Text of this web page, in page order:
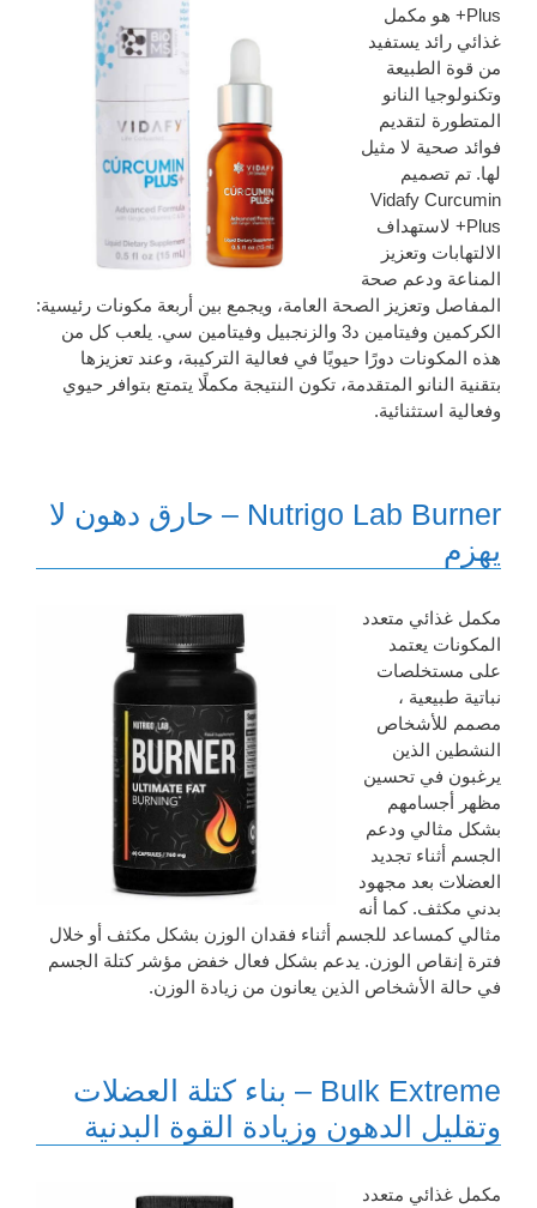
Plus+ هو مكمل
غذائي رائد يستفيد
من قوة الطبيعة
وتكنولوجيا النانو
المتطورة لتقديم
فوائد صحية لا مثيل
لها. تم تصميم
Vidafy Curcumin
Plus+ لاستهداف
الالتهابات وتعزيز
المناعة ودعم صحة
المفاصل وتعزيز الصحة العامة، ويجمع بين أربعة مكونات رئيسية:
الكركمين وفيتامين د3 والزنجبيل وفيتامين سي. يلعب كل من
هذه المكونات دورًا حيويًا في فعالية التركيبة، وعند تعزيزها
بتقنية النانو المتقدمة، تكون النتيجة مكملًا يتمتع بتوافر حيوي
وفعالية استثنائية.
Nutrigo Lab Burner – حارق دهون لا
يهزم
مكمل غذائي متعدد
المكونات يعتمد
على مستخلصات
نباتية طبيعية ،
مصمم للأشخاص
النشطين الذين
يرغبون في تحسين
مظهر أجسامهم
بشكل مثالي ودعم
الجسم أثناء تجديد
العضلات بعد مجهود
بدني مكثف. كما أنه
مثالي كمساعد للجسم أثناء فقدان الوزن بشكل مكثف أو خلال
فترة إنقاص الوزن. يدعم بشكل فعال خفض مؤشر كتلة الجسم
في حالة الأشخاص الذين يعانون من زيادة الوزن.
Bulk Extreme – بناء كتلة العضلات
وتقليل الدهون وزيادة القوة البدنية
مكمل غذائي متعدد